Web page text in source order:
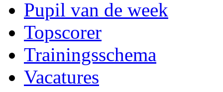
Pupil van de week
Topscorer
Trainingsschema
Vacatures